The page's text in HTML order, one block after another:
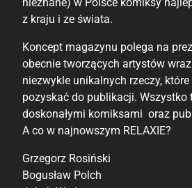
Mariusz Zabdyr
nieznane) w Polsce komiksy
z kraju i ze świata.
Koncept magazynu polega na
obecnie tworzących artystów
niezwykle unikalnych rzeczy,
pozyskać do publikacji. Wszystko
doskonałymi komiksami oraz
A co w najnowszym RELAXIE?
Grzegorz Rosiński
Bogusław Polch